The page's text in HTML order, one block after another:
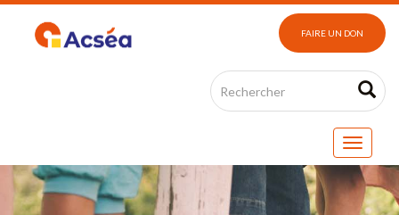
FAIRE UN DON